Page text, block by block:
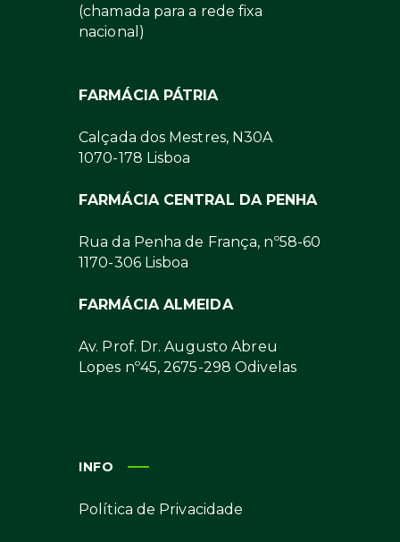
(chamada para a rede fixa
nacional)
FARMÁCIA PÁTRIA
Calçada dos Mestres, N30A
1070-178 Lisboa
FARMÁCIA CENTRAL DA PENHA
Rua da Penha de França, nº58-60
1170-306 Lisboa
FARMÁCIA ALMEIDA
Av. Prof. Dr. Augusto Abreu
Lopes nº45, 2675-298 Odivelas
INFO
Política de Privacidade